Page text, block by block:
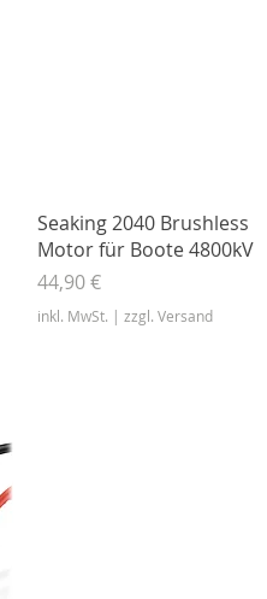
Schnellansicht
Seaking 2040 Brushless
Motor für Boote 4800kV
Preis
44,90 €
inkl. MwSt. | zzgl. Versand